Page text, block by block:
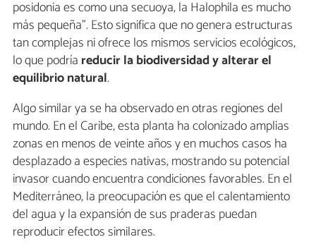
posidonia es como una secuoya, la Halophila es mucho
más pequeña”. Esto significa que no genera estructuras
tan complejas ni ofrece los mismos servicios ecológicos,
lo que podría reducir la biodiversidad y alterar el
equilibrio natural.
Algo similar ya se ha observado en otras regiones del
mundo. En el Caribe, esta planta ha colonizado amplias
zonas en menos de veinte años y en muchos casos ha
desplazado a especies nativas, mostrando su potencial
invasor cuando encuentra condiciones favorables. En el
Mediterráneo, la preocupación es que el calentamiento
del agua y la expansión de sus praderas puedan
reproducir efectos similares.